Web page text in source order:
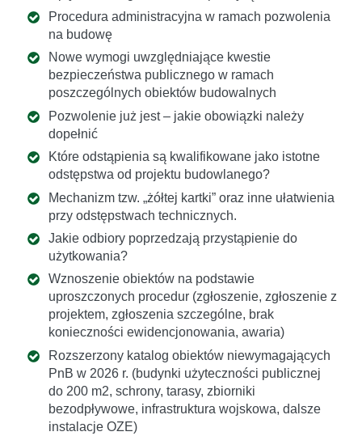
Procedura administracyjna w ramach pozwolenia
na budowę
Nowe wymogi uwzględniające kwestie
bezpieczeństwa publicznego w ramach
poszczególnych obiektów budowalnych
Pozwolenie już jest – jakie obowiązki należy
dopełnić
Które odstąpienia są kwalifikowane jako istotne
odstępstwa od projektu budowlanego?
Mechanizm tzw. „żółtej kartki” oraz inne ułatwienia
przy odstępstwach technicznych.
Jakie odbiory poprzedzają przystąpienie do
użytkowania?
Wznoszenie obiektów na podstawie
uproszczonych procedur (zgłoszenie, zgłoszenie z
projektem, zgłoszenia szczególne, brak
konieczności ewidencjonowania, awaria)
Rozszerzony katalog obiektów niewymagających
PnB w 2026 r. (budynki użyteczności publicznej
do 200 m2, schrony, tarasy, zbiorniki
bezodpływowe, infrastruktura wojskowa, dalsze
instalacje OZE)